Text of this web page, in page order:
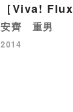
［Viva!
安齊 重男
2014